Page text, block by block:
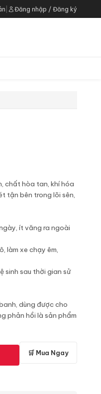
Đăng nhập / Đăng ký
chất hòa tan, khí hóa
tận bên trong lõi sên,
ít văng ra ngoài
làm xe chạy êm,
sinh sau thời gian sử
dùng được cho
phản hồi là sản phẩm
🛒 Mua Ngay